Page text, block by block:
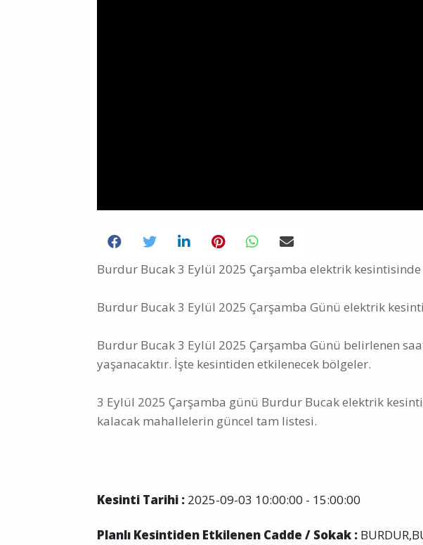
Burdur Bucak 3 Eylül 2025 Çarşamba elektrik
Burdur Bucak 3 Eylül 2025 Çarşamba Günü elektrik
Burdur Bucak 3 Eylül 2025 Çarşamba Günü belirlenen
yaşanacaktır. İşte kesintiden etkilenecek bölgeler.
3 Eylül 2025 Çarşamba günü Burdur Bucak elektrik
kalacak mahallelerin güncel tam listesi.
Kesinti Tarihi : 2025-09-03 10:00:00 - 15:00:00
Planlı Kesintiden Etkilenen Cadde / Sokak :